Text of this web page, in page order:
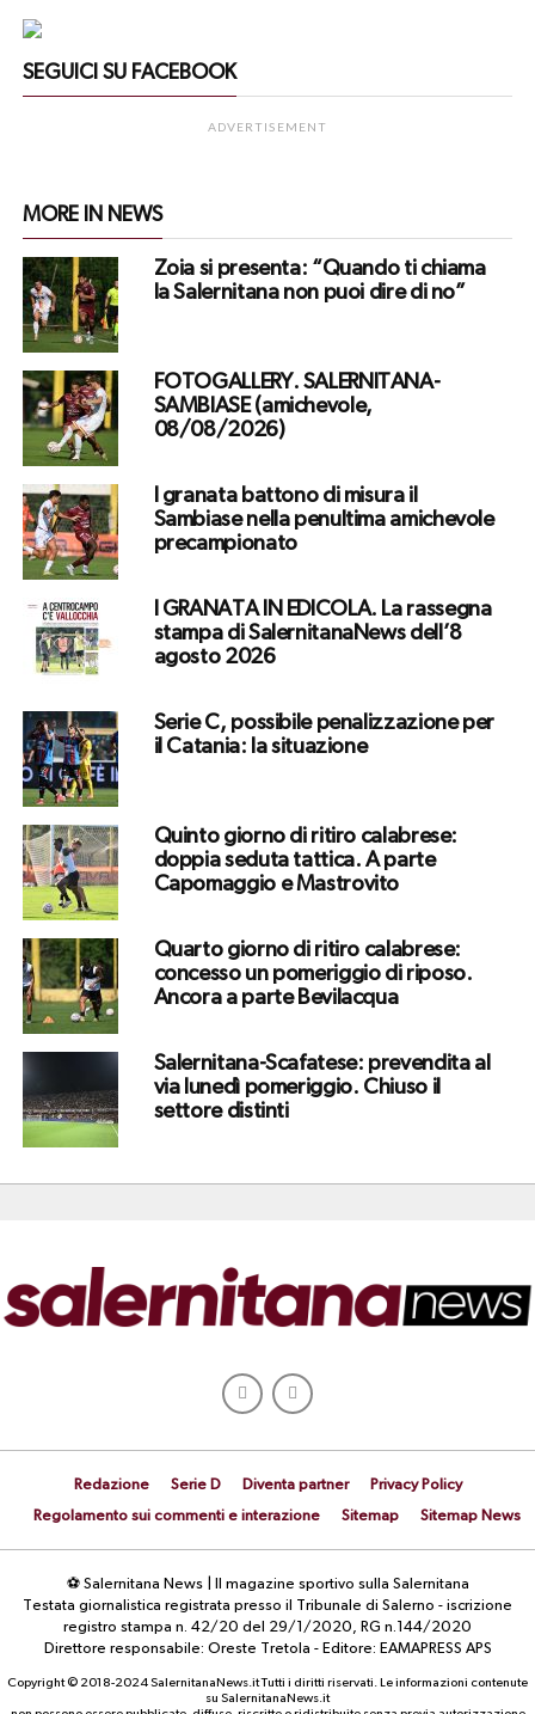
SEGUICI SU FACEBOOK
ADVERTISEMENT
MORE IN NEWS
Zoia si presenta: “Quando ti chiama
la Salernitana non puoi dire di no”
FOTOGALLERY. SALERNITANA-
SAMBIASE (amichevole,
08/08/2026)
I granata battono di misura il
Sambiase nella penultima amichevole
precampionato
I GRANATA IN EDICOLA. La rassegna
stampa di SalernitanaNews dell’8
agosto 2026
Serie C, possibile penalizzazione per
il Catania: la situazione
Quinto giorno di ritiro calabrese:
doppia seduta tattica. A parte
Capomaggio e Mastrovito
Quarto giorno di ritiro calabrese:
concesso un pomeriggio di riposo.
Ancora a parte Bevilacqua
Salernitana-Scafatese: prevendita al
via lunedì pomeriggio. Chiuso il
settore distinti
Redazione Serie D Diventa partner
Privacy Policy
Regolamento sui commenti e interazione
Sitemap Sitemap News
⚽ Salernitana News | Il magazine sportivo sulla Salernitana
Testata giornalistica registrata presso il Tribunale di Salerno - iscrizione
registro stampa n. 42/20 del 29/1/2020, RG n.144/2020
Direttore responsabile: Oreste Tretola - Editore: EAMAPRESS APS
Copyright © 2018-2024 SalernitanaNews.it Tutti i diritti riservati. Le informazioni contenute
su SalernitanaNews.it